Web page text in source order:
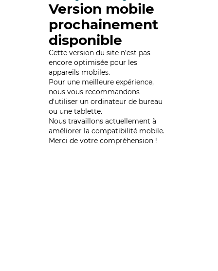
Version mobile
prochainement
disponible
Cette version du site n’est pas
encore optimisée pour les
appareils mobiles.
Pour une meilleure expérience,
nous vous recommandons
d'utiliser un ordinateur de bureau
ou une tablette.
Nous travaillons actuellement à
améliorer la compatibilité mobile.
Merci de votre compréhension !